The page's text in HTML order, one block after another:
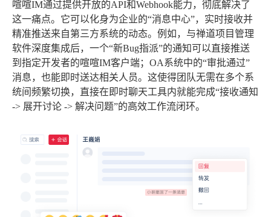
喧喧IM通过提供开放的API和Webhook能力，彻底解决了
这一痛点。它可以化身为企业的“消息中心”，实时接收并
精准推送来自第三方系统的动态。例如，与禅道项目管理
软件深度集成后，一个“新Bug指派”的通知可以直接推送
到指定开发者的喧喧IM客户端；OA系统中的“审批通过”
消息，也能即时送达相关人员。这使得团队无需在多个系
统间频繁切换，直接在即时聊天工具内就能完成“接收通知
-> 展开讨论 -> 解决问题”的高效工作流闭环。